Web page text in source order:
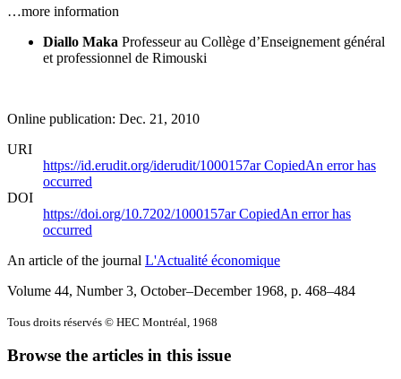
…more information
Diallo Maka Professeur au Collège d’Enseignement général
et professionnel de Rimouski
Online publication: Dec. 21, 2010
URI
https://id.erudit.org/iderudit/1000157arCopiedAn error has
occurred
DOI
https://doi.org/10.7202/1000157arCopiedAn error has
occurred
An article of the journal L'Actualité économique
Volume 44, Number 3, October–December 1968, p. 468–484
Tous droits réservés © HEC Montréal, 1968
Browse the articles in this issue